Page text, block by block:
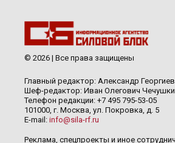
© 2026 | Все права защищены
Главный редактор: Александр
Шеф-редактор: Иван Олегович
Телефон редакции: +7 495 795-53-05
101000, г. Москва, ул. Покровка, д. 5
E-mail: info@sila-rf.ru
Реклама, спецпроекты и иное